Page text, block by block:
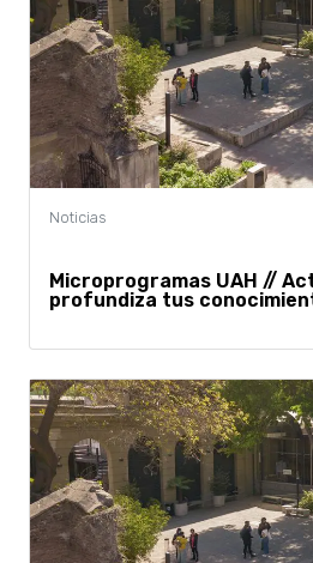
Microprogramas UAH //
profundiza tus